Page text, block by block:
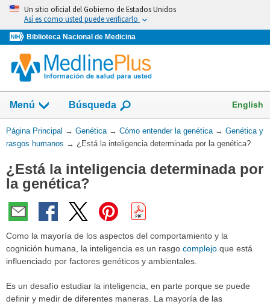
Omita
vaya
al
Contenido
Un sitio oficial del Gobierno de Estados Unidos
Así es como usted puede verificarlo
Biblioteca Nacional de Medicina
Menú
Mostrar
campo
de
Búsqueda English
Usted
está
Página Principal → Genética → Cómo entender la genética → Genética y
rasgos humanos → ¿Está la inteligencia determinada por la genética?
¿Está la inteligencia determinada por
la genética?
Como la mayoría de los aspectos del comportamiento y la
cognición humana, la inteligencia es un rasgo complejo que está
influenciado por factores genéticos y ambientales.
Es un desafío estudiar la inteligencia, en parte porque se puede
definir y medir de diferentes maneras. La mayoría de las